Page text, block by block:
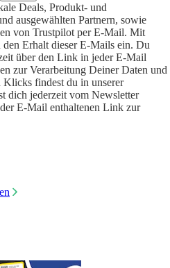
Deals, Produkt- und
ausgewählten Partnern, sowie
von Trustpilot per E-Mail. Mit
Erhalt dieser E-Mails ein. Du
über den Link in jeder E-Mail
zur Verarbeitung Deiner Daten und
findest du in unserer
dich jederzeit vom Newsletter
E-Mail enthaltenen Link zur